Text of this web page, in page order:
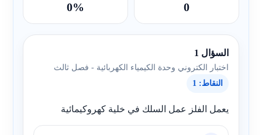
0
0%
السؤال 1
اختبار الكتروني وحدة الكيمياء الكهربائية - فصل ثالث
النقاط: 1
يعمل الفلز عمل السلك في خلية كهروكيمائية